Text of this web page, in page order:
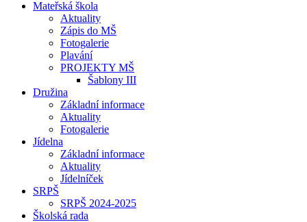
Mateřská škola
Aktuality
Zápis do MŠ
Fotogalerie
Plavání
PROJEKTY MŠ
Šablony III
Družina
Základní informace
Aktuality
Fotogalerie
Jídelna
Základní informace
Aktuality
Jídelníček
SRPŠ
SRPŠ 2024-2025
Školská rada